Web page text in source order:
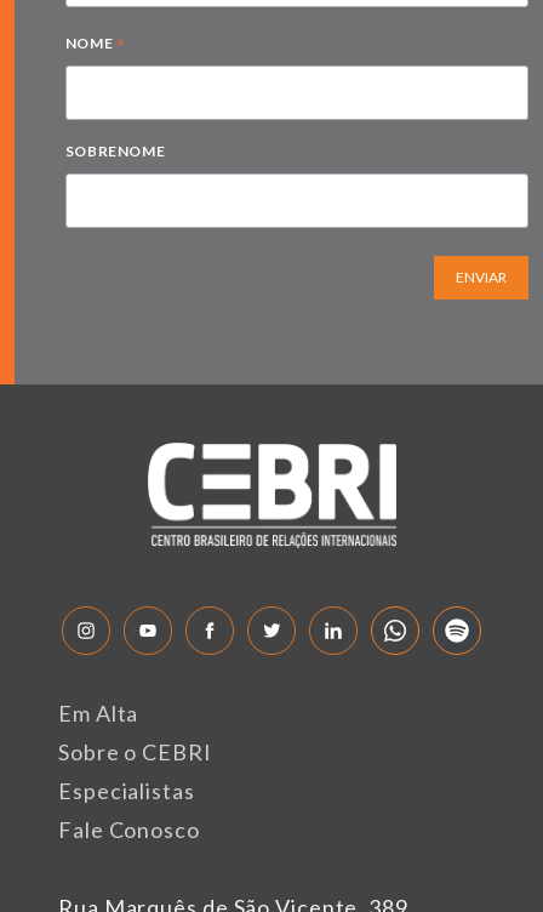
NOME *
SOBRENOME
ENVIAR
Em Alta
Sobre o CEBRI
Especialistas
Fale Conosco